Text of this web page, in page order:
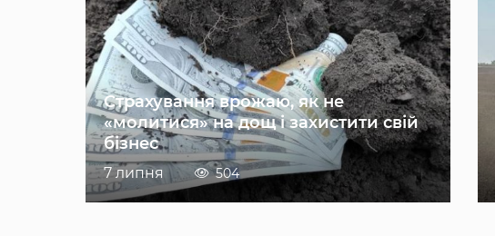
Страхування врожаю, як не
«молитися» на дощ і захистити свій
бізнес
7 липня 504